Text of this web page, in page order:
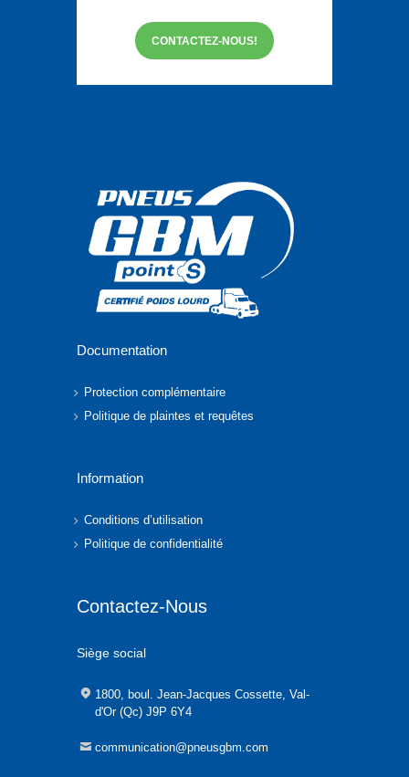
CONTACTEZ-NOUS!
Documentation
Protection complémentaire
Politique de plaintes et requêtes
Information
Conditions d’utilisation
Politique de confidentialité
Contactez-Nous
Siège social
1800, boul. Jean-Jacques Cossette, Val-
d'Or (Qc) J9P 6Y4
communication@pneusgbm.com